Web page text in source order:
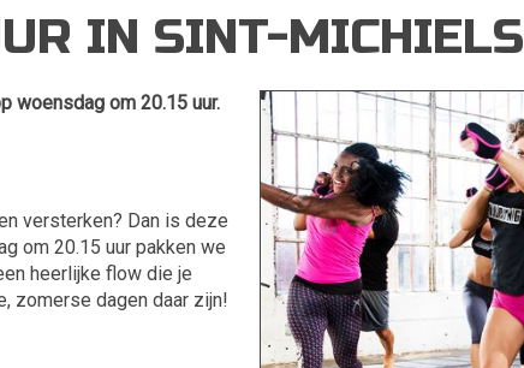
IN SINT-MICHIELS
woensdag om 20.15 uur.
versterken? Dan is deze
om 20.15 uur pakken we
heerlijke flow die je
zomerse dagen daar zijn!